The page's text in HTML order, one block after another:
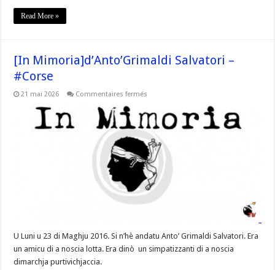
Read More »
[In Mimoria]d’Anto’Grimaldi Salvatori –
#Corse
21 mai 2026 Commentaires fermés
Mimoria]d’Anto’Grimaldi
Salvatori
–
#Corse
U Luni u 23 di Maghju 2016. Si n’hè andatu Anto’ Grimaldi Salvatori. Era
un amicu di a noscia lotta. Era dinò un simpatizzanti di a noscia
dimarchja purtivichjaccia.